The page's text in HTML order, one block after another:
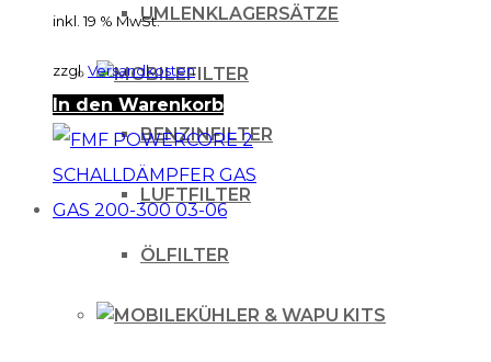
UMLENKLAGERSÄTZE
FILTER
BENZINFILTER
LUFTFILTER
ÖLFILTER
KÜHLER & WAPU KITS
inkl. 19 % MwSt.
zzgl.Versandkosten
In den Warenkorb